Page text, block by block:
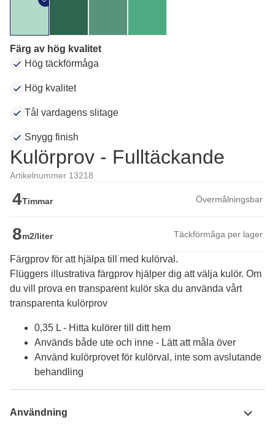
Färg av hög kvalitet
Hög täckförmåga
Hög kvalitet
Tål vardagens slitage
Snygg finish
Kulörprov - Fulltäckande
Artikelnummer 13218
4Timmar Övermålningsbar
8m2/liter Täckförmåga per lager
Färgprov för att hjälpa till med kulörval.
Flüggers illustrativa färgprov hjälper dig att välja kulör. Om
du vill prova en transparent kulör ska du använda vårt
transparenta kulörprov
0,35 L - Hitta kulörer till ditt hem
Används både ute och inne - Lätt att måla över
Använd kulörprovet för kulörval, inte som avslutande
behandling
Användning